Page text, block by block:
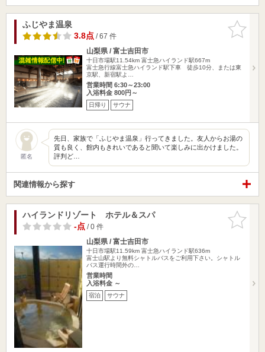
お気に入
りに追加
ふじやま温泉
3.8点/ 67 件
山梨県 / 富士吉田市
十日市場駅11.54km 富士急ハイランド駅667m
富士急行線富士急ハイランド駅下車 徒歩10分、または東
京駅、新宿駅よ…
営業時間 6:30～23:00
入浴料金 800円～
日帰り サウナ
匿名
先日、家族で「ふじやま温泉」行ってきました。友人からお湯の
質も良く、館内もきれいであると聞いて楽しみに出かけました。
評判ど…
関連情報から探す
お気に入
りに追加
ハイランドリゾート ホテル＆スパ
-点/ 0 件
山梨県 / 富士吉田市
十日市場駅11.59km 富士急ハイランド駅636m
富士山駅より無料シャトルバスをご利用下さい。シャトル
バス運行時間外の…
営業時間
入浴料金 ～
宿泊 サウナ